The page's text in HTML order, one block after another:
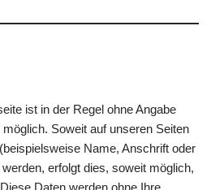
ist in der Regel ohne Angabe
Soweit auf unseren Seiten
Name, Anschrift oder
erfolgt dies, soweit möglich,
Daten werden ohne Ihre